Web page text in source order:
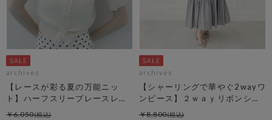
archives
【レースが彩る夏の万能ニッ
ト】ハーフスリーブレースレイ
ヤードニットカーディガン
￥6,050
archives
【シャーリングで華やぐ2wayワ
ンピース】２ｗａｙリボンシャ
ーリングノースリワンピース
￥8,800